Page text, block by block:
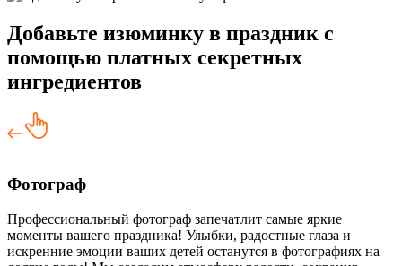
Добавьте изюминку в праздник с
помощью платных секретных
ингредиентов
Фотограф
Профессиональный фотограф запечатлит самые яркие
моменты вашего праздника! Улыбки, радостные глаза и
искренние эмоции ваших детей останутся в фотографиях на